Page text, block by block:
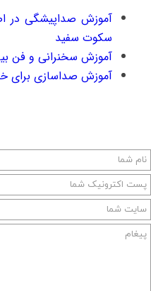
آموزش صداپیشگی در
سکوت سفید
آموزش سخنرانی و فن
آموزش صداسازی برای